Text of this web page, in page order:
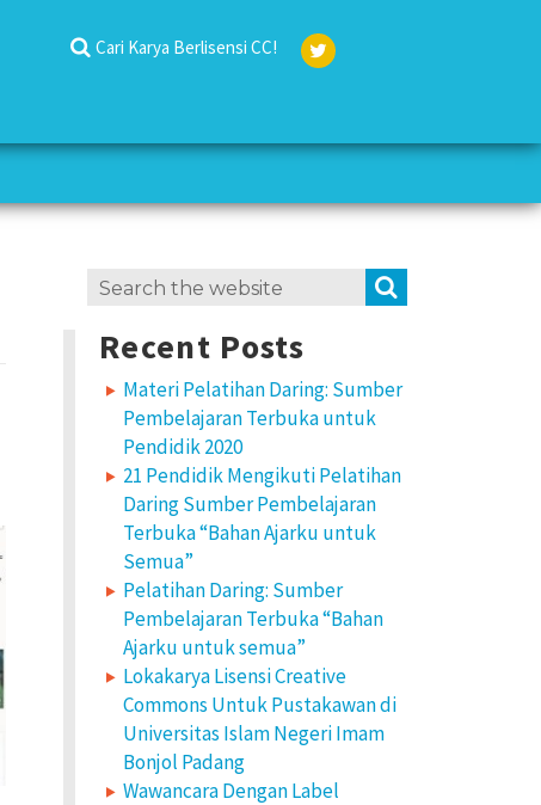
Cari Karya Berlisensi CC!
Search
Recent Posts
Materi Pelatihan Daring: Sumber
Pembelajaran Terbuka untuk
Pendidik 2020
21 Pendidik Mengikuti Pelatihan
Daring Sumber Pembelajaran
Terbuka “Bahan Ajarku untuk
Semua”
Pelatihan Daring: Sumber
Pembelajaran Terbuka “Bahan
Ajarku untuk semua”
Lokakarya Lisensi Creative
Commons Untuk Pustakawan di
Universitas Islam Negeri Imam
Bonjol Padang
Wawancara Dengan Label